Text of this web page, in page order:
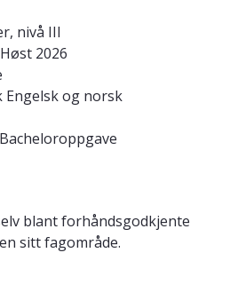
nivå III
Høst 2026
Engelsk og norsk
Bacheloroppgave
blant forhåndsgodkjente
sitt fagområde.